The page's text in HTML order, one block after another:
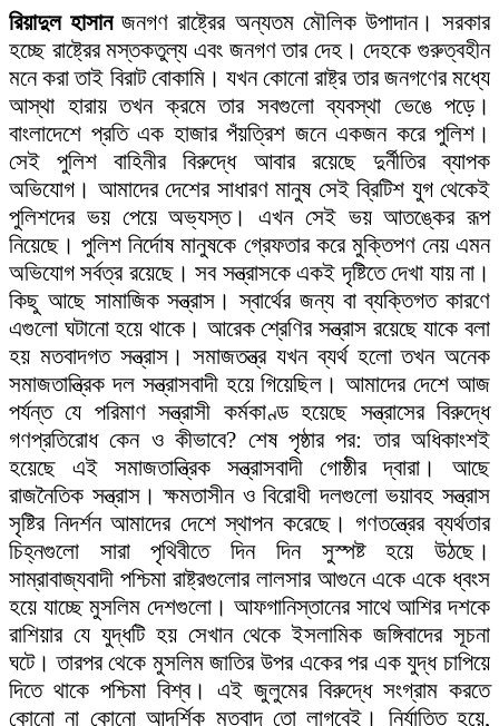
রিয়াদুল হাসানজনগণ রাষ্ট্রের অন্যতম মৌলিক উপাদান। সরকার
হচ্ছে রাষ্ট্রের মস্তকতুল্য এবং জনগণ তার দেহ। দেহকে গুরুত্বহীন
মনে করা তাই বিরাট বোকামি। যখন কোনো রাষ্ট্র তার জনগণের মধ্যে
আস্থা হারায় তখন ক্রমে তার সবগুলো ব্যবস্থা ভেঙে পড়ে।
বাংলাদেশে প্রতি এক হাজার পঁয়ত্রিশ জনে একজন করে পুলিশ।
সেই পুলিশ বাহিনীর বিরুদ্ধে আবার রয়েছে দুর্নীতির ব্যাপক
অভিযোগ। আমাদের দেশের সাধারণ মানুষ সেই ব্রিটিশ যুগ থেকেই
পুলিশদের ভয় পেয়ে অভ্যস্ত। এখন সেই ভয় আতঙ্কের রূপ
নিয়েছে। পুলিশ নির্দোষ মানুষকে গ্রেফতার করে মুক্তিপণ নেয় এমন
অভিযোগ সর্বত্র রয়েছে। সব সন্ত্রাসকে একই দৃষ্টিতে দেখা যায় না।
কিছু আছে সামাজিক সন্ত্রাস। স্বার্থের জন্য বা ব্যক্তিগত কারণে
এগুলো ঘটানো হয়ে থাকে। আরেক শ্রেণির সন্ত্রাস রয়েছে যাকে বলা
হয় মতবাদগত সন্ত্রাস। সমাজতন্ত্র যখন ব্যর্থ হলো তখন অনেক
সমাজতান্ত্রিক দল সন্ত্রাসবাদী হয়ে গিয়েছিল। আমাদের দেশে আজ
পর্যন্ত যে পরিমাণ সন্ত্রাসী কর্মকাণ্ড হয়েছে সন্ত্রাসের বিরুদ্ধে
গণপ্রতিরোধ কেন ও কীভাবে? শেষ পৃষ্ঠার পর: তার অধিকাংশই
হয়েছে এই সমাজতান্ত্রিক সন্ত্রাসবাদী গোষ্ঠীর দ্বারা। আছে
রাজনৈতিক সন্ত্রাস। ক্ষমতাসীন ও বিরোধী দলগুলো ভয়াবহ সন্ত্রাস
সৃষ্টির নিদর্শন আমাদের দেশে স্থাপন করেছে। গণতন্ত্রের ব্যর্থতার
চিহ্নগুলো সারা পৃথিবীতে দিন দিন সুস্পষ্ট হয়ে উঠছে।
সাম্রাবাজ্যবাদী পশ্চিমা রাষ্ট্রগুলোর লালসার আগুনে একে একে ধ্বংস
হয়ে যাচ্ছে মুসলিম দেশগুলো। আফগানিস্তানের সাথে আশির দশকে
রাশিয়ার যে যুদ্ধটি হয় সেখান থেকে ইসলামিক জঙ্গিবাদের সূচনা
ঘটে। তারপর থেকে মুসলিম জাতির উপর একের পর এক যুদ্ধ চাপিয়ে
দিতে থাকে পশ্চিমা বিশ্ব। এই জুলুমের বিরুদ্ধে সংগ্রাম করতে
কোনো না কোনো আদর্শিক মতবাদ তো লাগবেই। নির্যাতিত হয়ে,